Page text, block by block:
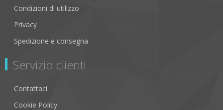
Condizioni di utilizzo
Privacy
Spedizione e consegna
Servizio clienti
Contattaci
Cookie Policy